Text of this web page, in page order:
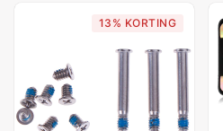
13% KORTING